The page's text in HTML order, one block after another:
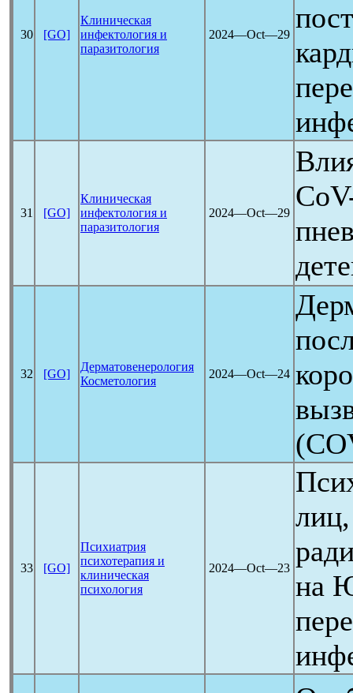
30 [GO]
Клиническая
инфектология и
паразитология
2024―Oct―29
31 [GO]
Клиническая
инфектология и
паразитология
2024―Oct―29
CoV
32 [GO]
Дерматовенерология
Косметология
2024―Oct―24
(
33 [GO]
Психиатрия
психотерапия и
клиническая
психология
2024―Oct―23
на